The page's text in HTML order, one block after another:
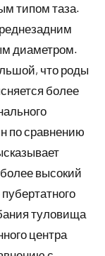
типом таза.
диаметром.
что роды
более
по сравнению
высокий
туловища
центра